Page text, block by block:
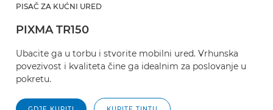
PISAČ ZA KUĆNI URED
PIXMA TR150
Ubacite ga u torbu i stvorite mobilni ured. Vrhunska
povezivost i kvaliteta čine ga idealnim za poslovanje u
pokretu.